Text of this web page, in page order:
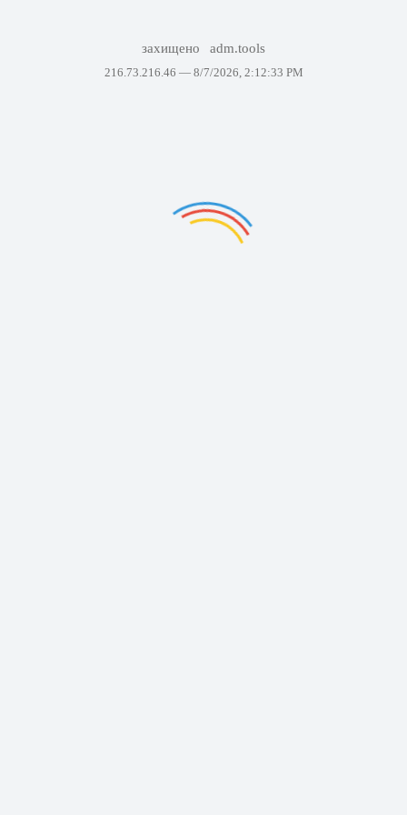
захищено adm.tools
216.73.216.46 — 8/7/2026, 2:12:33 PM